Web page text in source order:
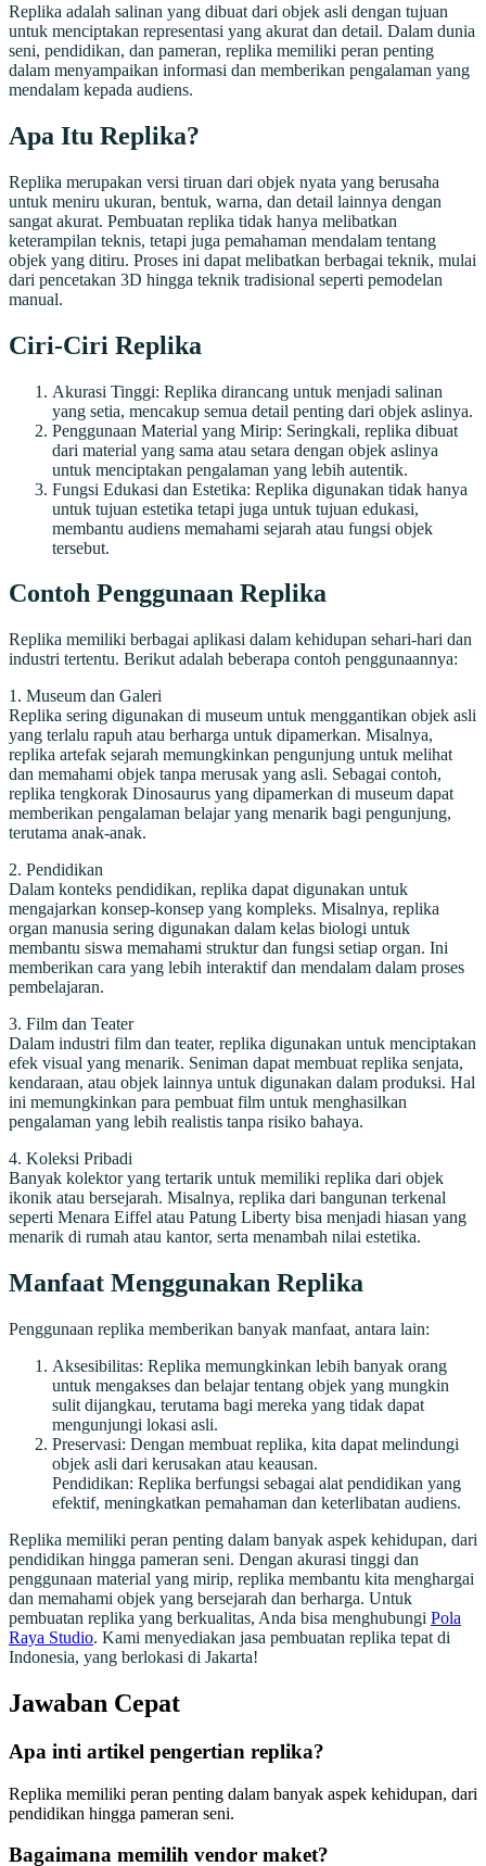
Replika adalah salinan yang dibuat dari objek asli dengan tujuan
untuk menciptakan representasi yang akurat dan detail. Dalam dunia
seni, pendidikan, dan pameran, replika memiliki peran penting
dalam menyampaikan informasi dan memberikan pengalaman yang
mendalam kepada audiens.
Apa Itu Replika?
Replika merupakan versi tiruan dari objek nyata yang berusaha
untuk meniru ukuran, bentuk, warna, dan detail lainnya dengan
sangat akurat. Pembuatan replika tidak hanya melibatkan
keterampilan teknis, tetapi juga pemahaman mendalam tentang
objek yang ditiru. Proses ini dapat melibatkan berbagai teknik, mulai
dari pencetakan 3D hingga teknik tradisional seperti pemodelan
manual.
Ciri-Ciri Replika
Akurasi Tinggi: Replika dirancang untuk menjadi salinan
yang setia, mencakup semua detail penting dari objek aslinya.
Penggunaan Material yang Mirip: Seringkali, replika dibuat
dari material yang sama atau setara dengan objek aslinya
untuk menciptakan pengalaman yang lebih autentik.
Fungsi Edukasi dan Estetika: Replika digunakan tidak hanya
untuk tujuan estetika tetapi juga untuk tujuan edukasi,
membantu audiens memahami sejarah atau fungsi objek
tersebut.
Contoh Penggunaan Replika
Replika memiliki berbagai aplikasi dalam kehidupan sehari-hari dan
industri tertentu. Berikut adalah beberapa contoh penggunaannya:
1. Museum dan Galeri
Replika sering digunakan di museum untuk menggantikan objek asli
yang terlalu rapuh atau berharga untuk dipamerkan. Misalnya,
replika artefak sejarah memungkinkan pengunjung untuk melihat
dan memahami objek tanpa merusak yang asli. Sebagai contoh,
replika tengkorak Dinosaurus yang dipamerkan di museum dapat
memberikan pengalaman belajar yang menarik bagi pengunjung,
terutama anak-anak.
2. Pendidikan
Dalam konteks pendidikan, replika dapat digunakan untuk
mengajarkan konsep-konsep yang kompleks. Misalnya, replika
organ manusia sering digunakan dalam kelas biologi untuk
membantu siswa memahami struktur dan fungsi setiap organ. Ini
memberikan cara yang lebih interaktif dan mendalam dalam proses
pembelajaran.
3. Film dan Teater
Dalam industri film dan teater, replika digunakan untuk menciptakan
efek visual yang menarik. Seniman dapat membuat replika senjata,
kendaraan, atau objek lainnya untuk digunakan dalam produksi. Hal
ini memungkinkan para pembuat film untuk menghasilkan
pengalaman yang lebih realistis tanpa risiko bahaya.
4. Koleksi Pribadi
Banyak kolektor yang tertarik untuk memiliki replika dari objek
ikonik atau bersejarah. Misalnya, replika dari bangunan terkenal
seperti Menara Eiffel atau Patung Liberty bisa menjadi hiasan yang
menarik di rumah atau kantor, serta menambah nilai estetika.
Manfaat Menggunakan Replika
Penggunaan replika memberikan banyak manfaat, antara lain:
Aksesibilitas: Replika memungkinkan lebih banyak orang
untuk mengakses dan belajar tentang objek yang mungkin
sulit dijangkau, terutama bagi mereka yang tidak dapat
mengunjungi lokasi asli.
Preservasi: Dengan membuat replika, kita dapat melindungi
objek asli dari kerusakan atau keausan.
Pendidikan: Replika berfungsi sebagai alat pendidikan yang
efektif, meningkatkan pemahaman dan keterlibatan audiens.
Replika memiliki peran penting dalam banyak aspek kehidupan, dari
pendidikan hingga pameran seni. Dengan akurasi tinggi dan
penggunaan material yang mirip, replika membantu kita menghargai
dan memahami objek yang bersejarah dan berharga. Untuk
pembuatan replika yang berkualitas, Anda bisa menghubungi Pola
Raya Studio. Kami menyediakan jasa pembuatan replika tepat di
Indonesia, yang berlokasi di Jakarta!
Jawaban Cepat
Apa inti artikel pengertian replika?
Replika memiliki peran penting dalam banyak aspek kehidupan, dari
pendidikan hingga pameran seni.
Bagaimana memilih vendor maket?